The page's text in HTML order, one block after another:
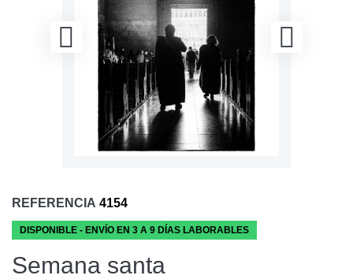
REFERENCIA 4154
DISPONIBLE - ENVÍO EN 3 A 9 DÍAS LABORABLES
Semana santa